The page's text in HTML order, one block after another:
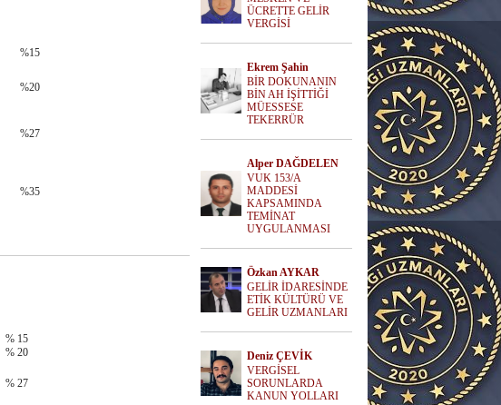
%15
%20
%27
%35
% 15
% 20
% 27
ÜCRETTE GELİR
VERGİSİ
Ekrem Şahin
BİR DOKUNANIN
BİN AH İŞİTTİĞİ
MÜESSESE
TEKERRÜR
Alper DAĞDELEN
VUK 153/A
MADDESİ
KAPSAMINDA
TEMİNAT
UYGULANMASI
Özkan AYKAR
GELİR İDARESİNDE
ETİK KÜLTÜRÜ VE
GELİR UZMANLARI
Deniz ÇEVİK
VERGİSEL
SORUNLARDA
KANUN YOLLARI